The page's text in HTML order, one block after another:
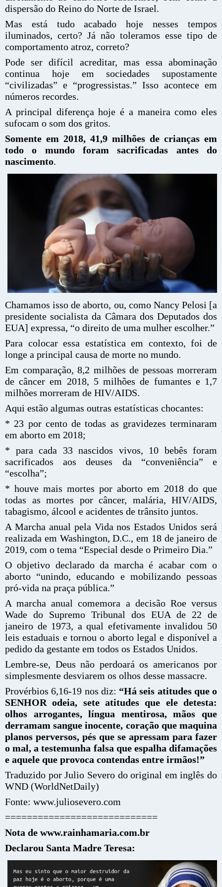
dispersão do Reino do Norte de Israel.
Mas está tudo acabado hoje nesses tempos
iluminados, certo? Já não toleramos esse tipo de
comportamento atroz, correto?
Pode ser difícil acreditar, mas essa abominação
continua hoje em sociedades supostamente
“civilizadas” e “progressistas.” Isso acontece em
números recordes.
A principal diferença hoje é a maneira como eles
sufocam o som dos gritos.
Somente em 2018, 41,9 milhões de crianças em
todo o mundo foram sacrificadas antes do
nascimento.
Chamamos isso de aborto, ou, como Nancy Pelosi [a
presidente socialista da Câmara dos Deputados dos
EUA] expressa, “o direito de uma mulher escolher.”
Para colocar essa estatística em contexto, foi de
longe a principal causa de morte no mundo.
Em comparação, 8,2 milhões de pessoas morreram
de câncer em 2018, 5 milhões de fumantes e 1,7
milhões morreram de HIV/AIDS.
Aqui estão algumas outras estatísticas chocantes:
* 23 por cento de todas as gravidezes terminaram
em aborto em 2018;
* para cada 33 nascidos vivos, 10 bebês foram
sacrificados aos deuses da “conveniência” e
“escolha”;
* houve mais mortes por aborto em 2018 do que
todas as mortes por câncer, malária, HIV/AIDS,
tabagismo, álcool e acidentes de trânsito juntos.
A Marcha anual pela Vida nos Estados Unidos será
realizada em Washington, D.C., em 18 de janeiro de
2019, com o tema “Especial desde o Primeiro Dia.”
O objetivo declarado da marcha é acabar com o
aborto “unindo, educando e mobilizando pessoas
pró-vida na praça pública.”
A marcha anual comemora a decisão Roe versus
Wade do Supremo Tribunal dos EUA de 22 de
janeiro de 1973, a qual efetivamente invalidou 50
leis estaduais e tornou o aborto legal e disponível a
pedido da gestante em todos os Estados Unidos.
Lembre-se, Deus não perdoará os americanos por
simplesmente desviarem os olhos desse massacre.
Provérbios 6,16-19 nos diz: “Há seis atitudes que o
SENHOR odeia, sete atitudes que ele detesta:
olhos arrogantes, língua mentirosa, mãos que
derramam sangue inocente, coração que maquina
planos perversos, pés que se apressam para fazer
o mal, a testemunha falsa que espalha difamações
e aquele que provoca contendas entre irmãos!”
Traduzido por Julio Severo do original em inglês do
WND (WorldNetDaily)
Fonte: www.juliosevero.com
============================
Nota de www.rainhamaria.com.br
Declarou Santa Madre Teresa: